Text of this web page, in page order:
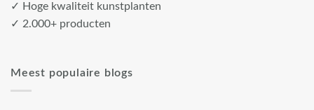
✓ Hoge kwaliteit kunstplanten
✓ 2.000+ producten
Meest populaire blogs